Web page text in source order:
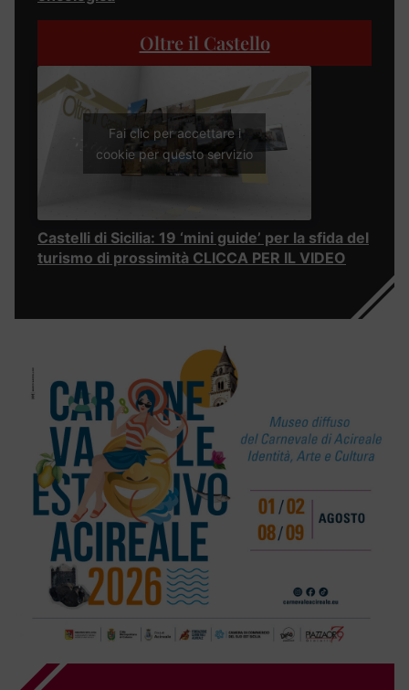
Oltre il Castello
Fai clic per accettare i
cookie per questo servizio
Castelli di Sicilia: 19 ‘mini guide’ per la sfida del
turismo di prossimità CLICCA PER IL VIDEO